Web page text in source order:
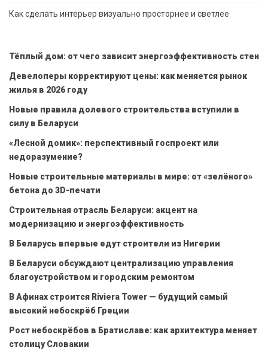
Как сделать интерьер визуально просторнее и светлее
Тёплый дом: от чего зависит энергоэффективность стен
Девелоперы корректируют цены: как меняется рынок
жилья в 2026 году
Новые правила долевого строительства вступили в
силу в Беларуси
«Лесной домик»: перспективный госпроект или
недоразумение?
Новые строительные материалы в мире: от «зелёного»
бетона до 3D-печати
Строительная отрасль Беларуси: акцент на
модернизацию и энергоэффективность
В Беларусь впервые едут строители из Нигерии
В Беларуси обсуждают централизацию управления
благоустройством и городским ремонтом
В Афинах строится Riviera Tower — будущий самый
высокий небоскрёб Греции
Рост небоскрёбов в Братиславе: как архитектура меняет
столицу Словакии